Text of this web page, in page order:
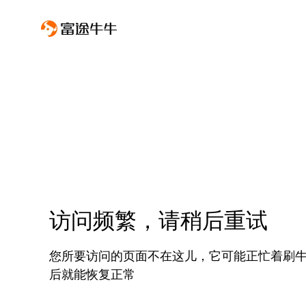
访问频繁，请稍后重试
您所要访问的页面不在这儿，它可能正忙着刷
后就能恢复正常